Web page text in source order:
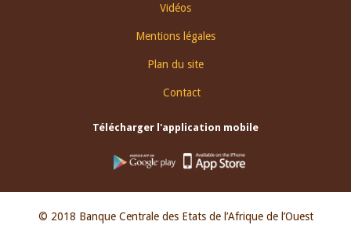
Vidéos
Mentions légales
Plan du site
Contact
Télécharger l'application mobile
© 2018 Banque Centrale des Etats de l’Afrique de l’Ouest